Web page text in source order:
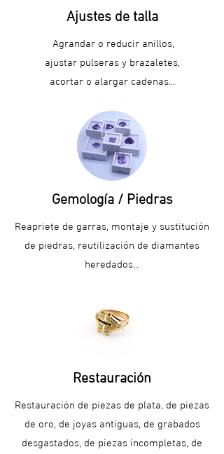
Ajustes de talla
Agrandar o reducir anillos,
ajustar pulseras y brazaletes,
acortar o alargar cadenas...
Gemología / Piedras
Reapriete de garras, montaje y sustitución
de piedras, reutilización de diamantes
heredados...
Restauración
Restauración de piezas de plata, de piezas
de oro, de joyas antiguas, de grabados
desgastados, de piezas incompletas, de